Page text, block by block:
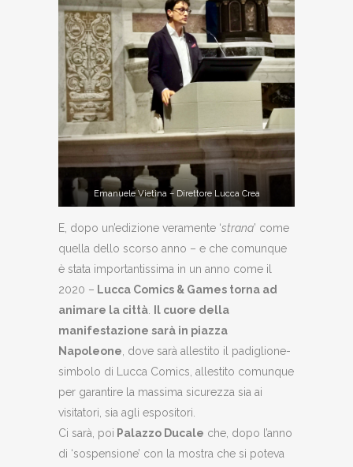
Emanuele Vietina – Direttore Lucca Crea
E, dopo un’edizione veramente ‘strana’ come
quella dello scorso anno – e che comunque
è stata importantissima in un anno come il
2020 – Lucca Comics & Games torna ad
animare la città.
Il cuore della
manifestazione sarà in piazza
Napoleone, dove sarà allestito il padiglione-
simbolo di Lucca Comics, allestito comunque
per garantire la massima sicurezza sia ai
visitatori, sia agli espositori.
Ci sarà, poi Palazzo Ducale che, dopo l’anno
di ‘sospensione’ con la mostra che si poteva